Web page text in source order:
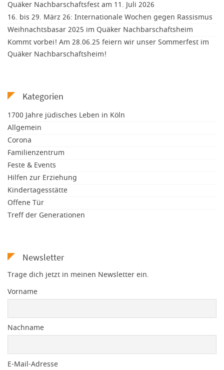
Quäker Nachbarschaftsfest am 11. Juli 2026
16. bis 29. März 26: Internationale Wochen gegen Rassismus
Weihnachtsbasar 2025 im Quäker Nachbarschaftsheim
Kommt vorbei! Am 28.06.25 feiern wir unser Sommerfest im
Quäker Nachbarschaftsheim!
Kategorien
1700 Jahre jüdisches Leben in Köln
Allgemein
Corona
Familienzentrum
Feste & Events
Hilfen zur Erziehung
Kindertagesstätte
Offene Tür
Treff der Generationen
Newsletter
Trage dich jetzt in meinen Newsletter ein.
Vorname
Nachname
E-Mail-Adresse